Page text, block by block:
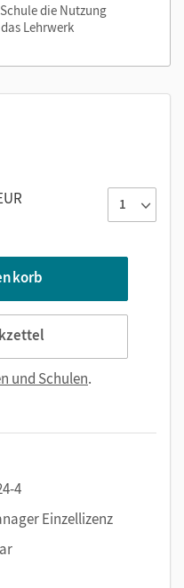
die Nutzung
Lehrwerk
und Schulen.
4
Einzellizenz